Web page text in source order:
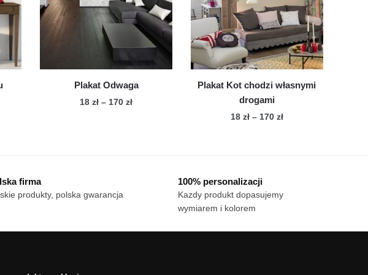
można
wybrać
na
produktu
wybrać
na
stronie
produktu
Plakat Odwaga
18zł – 170złZakres
Opcje
wybrać
Plakat Kot chodzi własnymi
drogami
18 zł – 170 złZakres
wiele
wariantów.
można
firma
produkty, polska gwarancja
100% personalizacji
Kazdy produkt dopasujemy
wymiarem i kolorem